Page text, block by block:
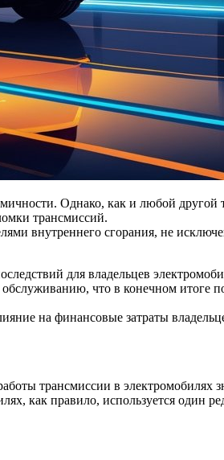
Однако, как и любой
трансмиссий.
внутреннего сгорания, не
для владельцев
что в конечном итоге
на финансовые затраты
трансмиссии в электромобилях
как правило, используется один